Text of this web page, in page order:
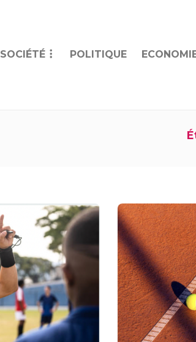
SOCIÉTÉ POLITIQUE